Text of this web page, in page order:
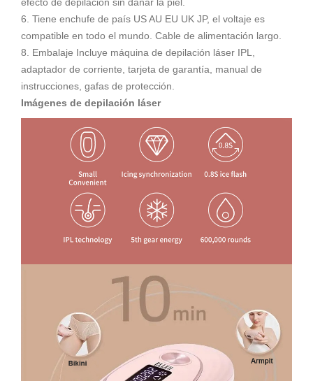
6. Tiene enchufe de país US AU EU UK JP, el voltaje es
compatible en todo el mundo. Cable de alimentación largo.
8. Embalaje Incluye máquina de depilación láser IPL,
adaptador de corriente, tarjeta de garantía, manual de
instrucciones, gafas de protección.
Imágenes de depilación láser